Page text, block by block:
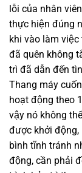
lỗi của nhân
thực hiện đúng
khi vào làm
đã quên không
trì đã dẫn đến
Thang máy
hoạt động theo
vậy nó không
được khởi động,
bình tĩnh tránh
động, cần phải